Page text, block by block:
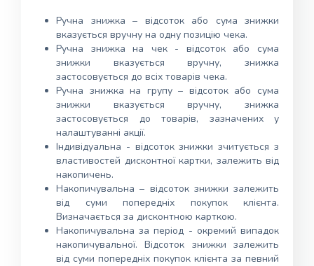
Ручна знижка – відсоток або сума знижки
вказується вручну на одну позицію чека.
Ручна знижка на чек - відсоток або сума
знижки вказується вручну, знижка
застосовується до всіх товарів чека.
Ручна знижка на групу – відсоток або сума
знижки вказується вручну, знижка
застосовується до товарів, зазначених у
налаштуванні акції.
Індивідуальна - відсоток знижки зчитується з
властивостей дисконтної картки, залежить від
накопичень.
Накопичувальна – відсоток знижки залежить
від суми попередніх покупок клієнта.
Визначається за дисконтною карткою.
Накопичувальна за період - окремий випадок
накопичувальної. Відсоток знижки залежить
від суми попередніх покупок клієнта за певний